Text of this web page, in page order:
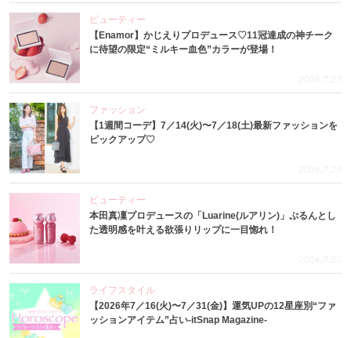
ビューティー
【Enamor】かじえりプロデュース♡11冠達成の神チーク
に待望の限定“ミルキー血色”カラーが登場！
2026.7.27
ファッション
【1週間コーデ】7／14(火)〜7／18(土)最新ファッションを
ピックアップ♡
2026.7.23
ビューティー
本田真凜プロデュースの「Luarine(ルアリン)」ぷるんとし
た透明感を叶える欲張りリップに一目惚れ！
2026.7.22
ライフスタイル
【2026年7／16(火)〜7／31(金)】運気UPの12星座別“ファ
ッションアイテム”占い-itSnap Magazine-